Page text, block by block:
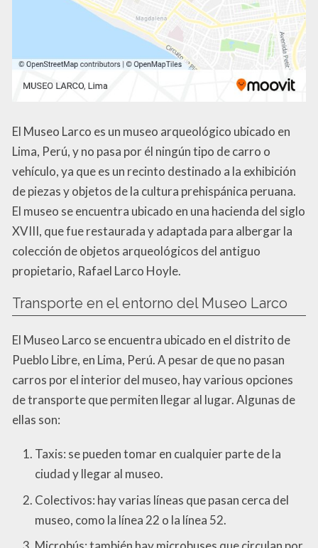
El Museo Larco es un museo arqueológico ubicado en
Lima, Perú, y no pasa por él ningún tipo de carro o
vehículo, ya que es un recinto destinado a la exhibición
de piezas y objetos de la cultura prehispánica peruana.
El museo se encuentra ubicado en una hacienda del siglo
XVIII, que fue restaurada y adaptada para albergar la
colección de objetos arqueológicos del antiguo
propietario, Rafael Larco Hoyle.
Transporte en el entorno del Museo Larco
El Museo Larco se encuentra ubicado en el distrito de
Pueblo Libre, en Lima, Perú. A pesar de que no pasan
carros por el interior del museo, hay various opciones
de transporte que permiten llegar al lugar. Algunas de
ellas son:
Taxis: se pueden tomar en cualquier parte de la
ciudad y llegar al museo.
Colectivos: hay varias líneas que pasan cerca del
museo, como la línea 22 o la línea 52.